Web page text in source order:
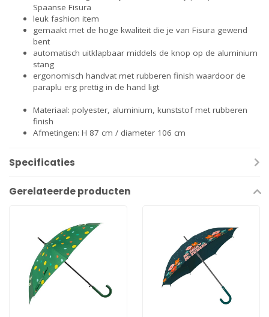
Spaanse Fisura
leuk fashion item
gemaakt met de hoge kwaliteit die je van Fisura gewend
bent
automatisch uitklapbaar middels de knop op de aluminium
stang
ergonomisch handvat met rubberen finish waardoor de
paraplu erg prettig in de hand ligt
Materiaal: polyester, aluminium, kunststof met rubberen
finish
Afmetingen: H 87 cm / diameter 106 cm
Specificaties
Gerelateerde producten